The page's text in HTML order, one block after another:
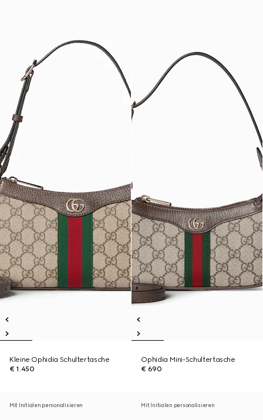
Kleine Ophidia Schultertasche
€ 1.450
Ophidia Mini-Schultertasche
€ 690
Mit Initialen personalisieren Mit Initialen personalisieren